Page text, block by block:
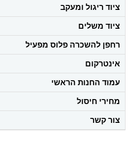
ציוד ריגול ומעקב
ציוד משלים
רחפן להשכרה פלוס מפעיל
אינטרקום
עמוד החנות הראשי
מחירי חיסול
צור קשר